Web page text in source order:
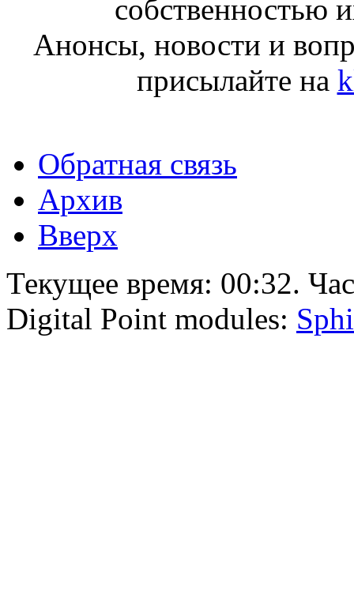
собственностью
Анонсы, новости и
присылайте на
Обратная связь
Архив
Вверх
Текущее время: 00:32.
Digital Point modules: